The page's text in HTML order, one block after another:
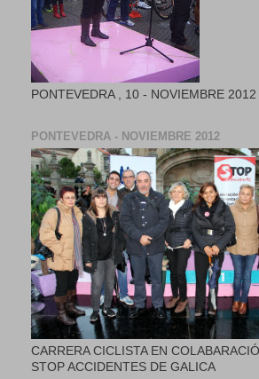
PONTEVEDRA , 10 - NOVIEMBRE 2012
PONTEVEDRA - NOVIEMBRE 2012
CARRERA CICLISTA EN
STOP ACCIDENTES DE GALICA